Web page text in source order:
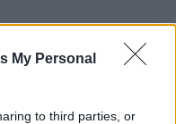
My Personal
to third parties, or